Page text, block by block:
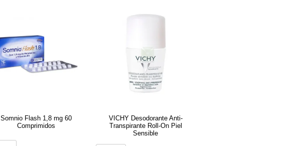
Somnio Flash 1,8 mg 60
Comprimidos
VICHY Desodorante Anti-
Transpirante Roll-On Piel
Sensible